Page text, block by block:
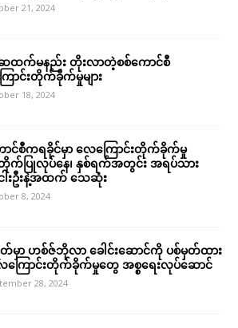
21, 2024
က်မနည်း တိုးလာတဲ့စစ်ကောင်စီ
ာင်းတိုက်ခိုက်မှုများ
18, 2024
ာင်စီကရခိုင်မှာ လေကြောင်းတိုက်ခိုက်မှု
ပြုလုပ်နေ၊ နှစ်ရက်အတွင်း အရပ်သား
းဦးနဲ့အထက် သေဆုံး
8, 2024
မှာ ဟစ်ဇ်ဘိုလာ ခေါင်းဆောင်ကို ပစ်မှတ်ထား
ြောင်းတိုက်ခိုက်မှုတွေ အစ္စရေးလုပ်ဆောင်
28, 2024